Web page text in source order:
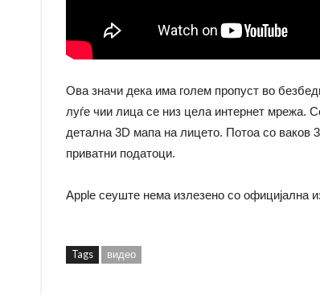
Ова значи дека има голем пропуст во
луѓе чии лица се низ цела интернет мрежа.
детална 3D мапа на лицето. Потоа со ваков
приватни податоци.
Apple сеуште нема излезено со официјална
Tags видео